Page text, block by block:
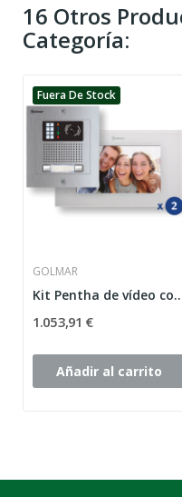
16 Otros
Categoría:
Fuera De Stock
GOLMAR
Kit Pentha de vídeo
1.053,91 €
Añadir al carrito